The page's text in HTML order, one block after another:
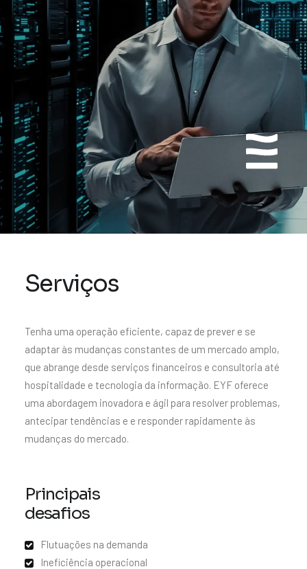
Serviços
Tenha uma operação eficiente, capaz de prever e se
adaptar às mudanças constantes de um mercado amplo,
que abrange desde serviços financeiros e consultoria até
hospitalidade e tecnologia da informação. EYF oferece
uma abordagem inovadora e ágil para resolver problemas,
antecipar tendências e e responder rapidamente às
mudanças do mercado.
Principais
desafios
Flutuações na demanda
Ineficiência operacional